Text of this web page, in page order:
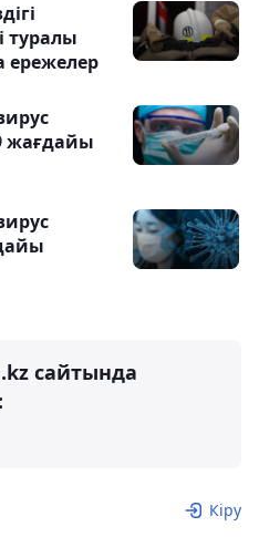
туралы
жағдайы
сайтында
Кіру